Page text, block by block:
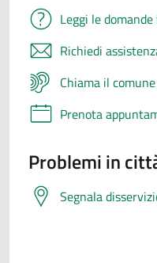
Leggi le
Richiedi
Chiama il comune
Prenota
Problemi in
Segnala